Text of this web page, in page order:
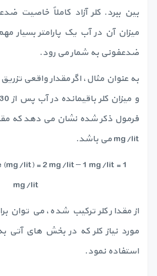
بین ببرد. کلر آزاد کاملاً خاصیت
میزان آن در آب یک پارامتر بسیار
ضدعفونی به شمار می رود.
mg/lit می باشد.
lit) = 2 mg/lit – 1 mg/lit = 1
mg/lit
از مقدار کلر ترکیب شده، می توان
مورد نیاز کلر که در بخش های آتی
استفاده نمود.